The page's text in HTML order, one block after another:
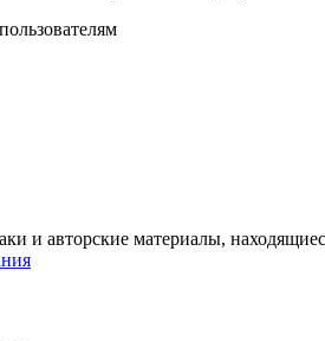
и авторские материалы,